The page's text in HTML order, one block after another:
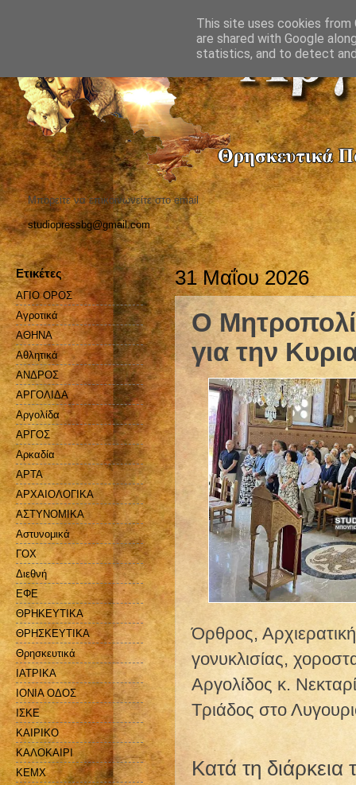
Μπορείτε να επικοινωνείτε στο email
studiopressbg@gmail.com
31 Μαΐου 2026
Ο
για την
Όρθρος,
γονυκλισίας,
Αργολίδος κ.
Τριάδος στο
Κατά τη διάρκεια
Ετικέτες
ΑΓΙΟ ΟΡΟΣ
Αγροτικά
ΑΘΗΝΑ
Αθλητικά
ΑΝΔΡΟΣ
ΑΡΓΟΛΙΔΑ
Αργολίδα
ΑΡΓΟΣ
Αρκαδία
ΑΡΤΑ
ΑΡΧΑΙΟΛΟΓΙΚΑ
ΑΣΤΥΝΟΜΙΚΑ
Αστυνομικά
ΓΟΧ
Διεθνή
ΕΦΕ
ΘΡΗΚΕΥΤΙΚΑ
ΘΡΗΣΚΕΥΤΙΚΑ
Θρησκευτικά
ΙΑΤΡΙΚΑ
ΙΟΝΙΑ ΟΔΟΣ
ΙΣΚΕ
ΚΑΙΡΙΚΟ
ΚΑΛΟΚΑΙΡΙ
ΚΕΜΧ
This site uses cookies from
are shared with Google
statistics, and to detect